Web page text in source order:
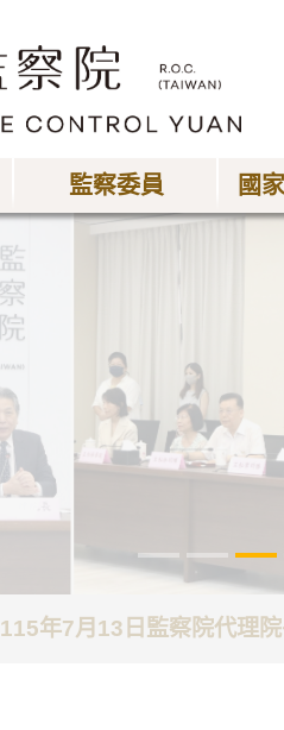
監察委員 國
115年7月13日監察院代理